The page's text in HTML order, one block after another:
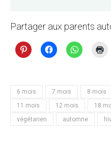
Partager aux parents
6 mois 7 mois 8 mois
11 mois
12 mois 18
végétarien
automne